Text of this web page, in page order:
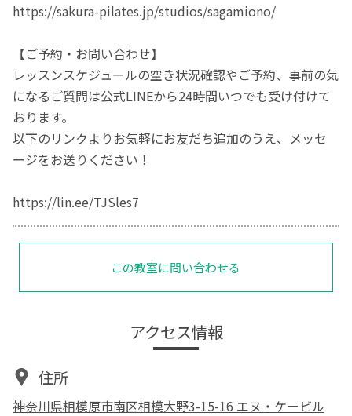
https://sakura-pilates.jp/studios/sagamiono/
【ご予約・お問い合わせ】
レッスンスケジュールの空き状況確認やご予約、事前の気
になるご質問は公式LINEから24時間いつでも受け付けて
おります。
以下のリンクよりお気軽にお友だち追加のうえ、メッセ
ージをお送りください！
https://lin.ee/TJSles7
この教室に問い合わせる
アクセス情報
住所
神奈川県相模原市南区相模大野3-15-16 エヌ・ケービル